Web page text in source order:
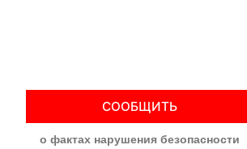
СООБЩИТЬ
о фактах нарушения безопасности